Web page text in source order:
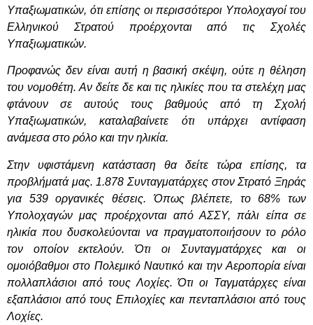
Υπαξιωματικών, ότι επίσης οι περισσότεροι Υπολοχαγοί του
Ελληνικού Στρατού προέρχονται από τις Σχολές
Υπαξιωματικών.
Προφανώς δεν είναι αυτή η βασική σκέψη, ούτε η θέληση
του νομοθέτη. Αν δείτε δε και τις ηλικίες που τα στελέχη μας
φτάνουν σε αυτούς τους βαθμούς από τη Σχολή
Υπαξιωματικών, καταλαβαίνετε ότι υπάρχει αντίφαση
ανάμεσα στο ρόλο και την ηλικία.
Στην υφιστάμενη κατάσταση θα δείτε τώρα επίσης, τα
προβλήματά μας. 1.878 Συνταγματάρχες στον Στρατό Ξηράς
για 539 οργανικές θέσεις. Όπως βλέπετε, το 68% των
Υπολοχαγών μας προέρχονται από ΑΣΣΥ, πάλι είπα σε
ηλικία που δυσκολεύονται να πραγματοποιήσουν το ρόλο
τον οποίον εκτελούν. Ότι οι Συνταγματάρχες και οι
ομοιόβαθμοι στο Πολεμικό Ναυτικό και την Αεροπορία είναι
πολλαπλάσιοι από τους Λοχίες. Ότι οι Ταγματάρχες είναι
εξαπλάσιοι από τους Επιλοχίες και πενταπλάσιοι από τους
Λοχίες.